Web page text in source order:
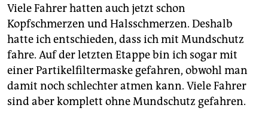
Viele Fahrer hatten auch jetzt schon
Kopfschmerzen und Halsschmerzen. Deshalb
hatte ich entschieden, dass ich mit Mundschutz
fahre. Auf der letzten Etappe bin ich sogar mit
einer Partikelfiltermaske gefahren, obwohl man
damit noch schlechter atmen kann. Viele Fahrer
sind aber komplett ohne Mundschutz gefahren.